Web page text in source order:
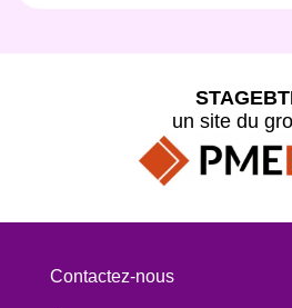
un site du
Contactez-nous